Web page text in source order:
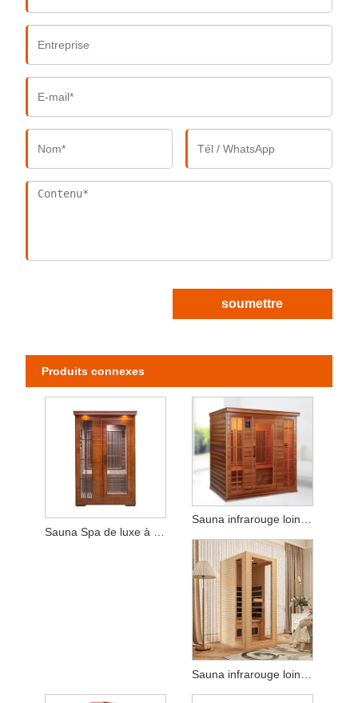
soumettre
Produits connexes